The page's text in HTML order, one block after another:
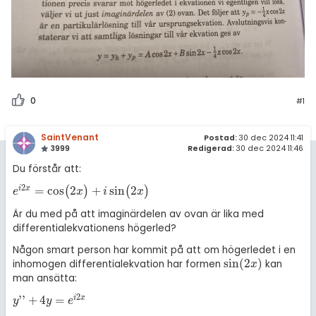
0 #1
SaintVenant
3999
Postad: 30 dec 2024 11:41
Redigerad: 30 dec 2024 11:46
Du förstår att:
ei2x = cos(2x) + i sin(2x)
ei2x =cos(2x )+i sin(2 x)
Är du med på att imaginärdelen av ovan är lika med
differentialekvationens högerled?
Någon smart person har kommit på att om högerledet i en
inhomogen differentialekvation har formen sin(2x)
sin(2x)
kan
man ansätta:
y'' +4y = ei2x
y''+ 4y=e i2x